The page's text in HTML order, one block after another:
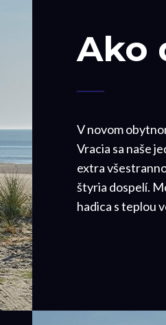
Ako
V novom
Vracia sa naše
extra
štyria dospelí.
hadica s teplou